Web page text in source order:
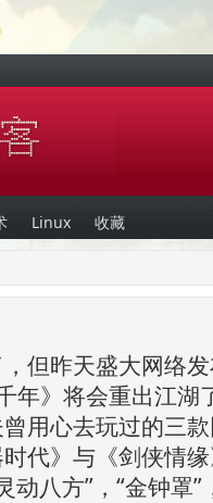
Linux 收藏
，但昨天盛大网络
年》将会重出江湖
用心去玩过的三
代》与《剑侠情
动八方”，“金钟罩